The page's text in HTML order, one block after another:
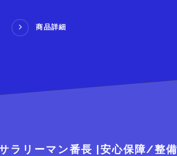
商品詳細
ラリーマン番長 |安心保障/整備